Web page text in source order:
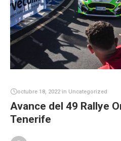
octubre 18, 2022 in Uncategorized
Avance del 49 Rallye
Tenerife